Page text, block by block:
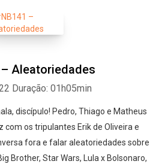
Aleatoriedades
Duração: 01h05min
discípulo! Pedro, Thiago e Matheus
com os tripulantes Erik de Oliveira e
fora e falar aleatoriedades sobre
Brother, Star Wars, Lula x Bolsonaro,